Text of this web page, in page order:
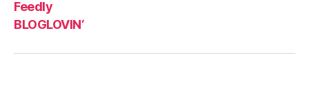
Feedly
BLOGLOVIN‘